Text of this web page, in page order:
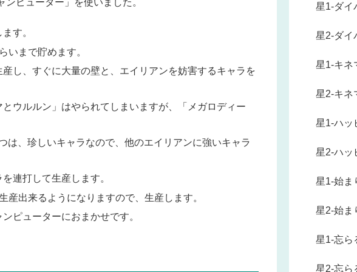
ピューター」を使いました。
す。
いまで貯めます。
し、すぐに大量の壁と、エイリアンを妨害するキャラを
ウルルン」はやられてしまいますが、「メガロディー
は、珍しいキャラなので、他のエイリアンに強いキャラ
連打して生産します。
出来るようになりますので、生産します。
ピューターにおまかせです。
星1-ダイ
星2-ダイ
星1-キネ
星2-キネ
星1-ハッ
星2-ハッ
星1-始ま
星2-始ま
星1-忘ら
星2-忘ら